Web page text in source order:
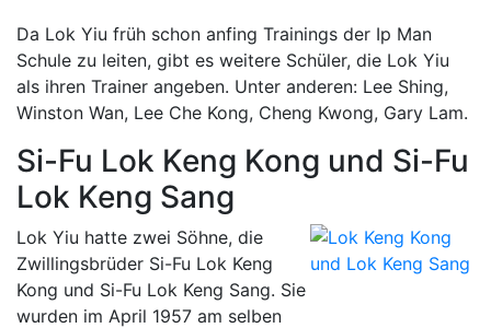
Da Lok Yiu früh schon anfing Trainings der Ip Man
Schule zu leiten, gibt es weitere Schüler, die Lok Yiu
als ihren Trainer angeben. Unter anderen: Lee Shing,
Winston Wan, Lee Che Kong, Cheng Kwong, Gary Lam.
Si-Fu Lok Keng Kong und Si-Fu
Lok Keng Sang
Lok Yiu hatte zwei Söhne, die
Zwillingsbrüder Si-Fu Lok Keng
Kong und Si-Fu Lok Keng Sang. Sie
wurden im April 1957 am selben